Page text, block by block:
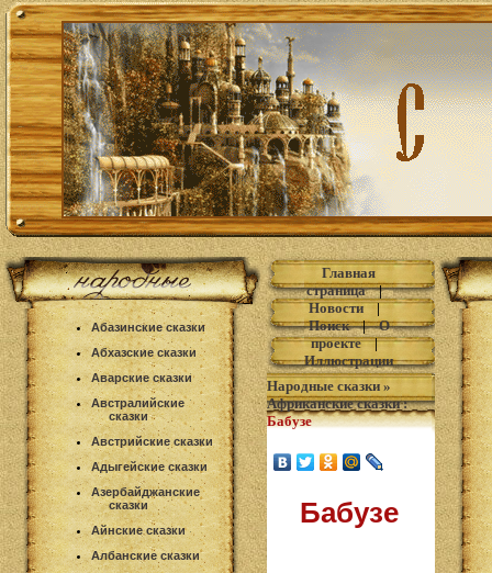
Абазинские сказки
Абхазские сказки
Аварские сказки
Австралийские
сказки
Австрийские сказки
Адыгейские сказки
Азербайджанские
сказки
Айнские сказки
Албанские сказки
Главная
страница|
Новости|
Поиск|О
проекте|
Иллюстрации
Народные сказки »
Африканские сказки:
Бабузе
Бабузе